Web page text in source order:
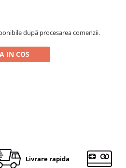
după procesarea comenzii.
IN COS
Livrare rapida